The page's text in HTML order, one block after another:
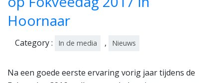
201
7
Hoornaar
Category : In de media , Nieuws
Na een goede eerste ervaring vorig jaar tijdens de